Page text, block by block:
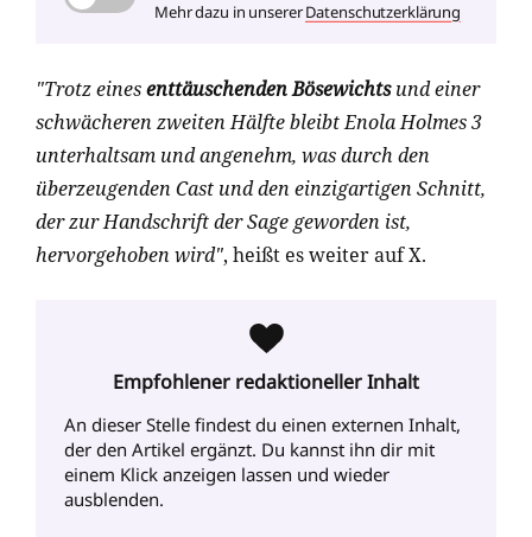
Mehr dazu in unsererDatenschutzerklärung
"Trotz einesenttäuschenden Bösewichtsund einer
schwächeren zweiten Hälfte bleibt Enola Holmes 3
unterhaltsam und angenehm, was durch den
überzeugenden Cast und den einzigartigen Schnitt,
der zur Handschrift der Sage geworden ist,
hervorgehoben wird", heißt es weiter auf X.
Empfohlener redaktioneller Inhalt
An dieser Stelle findest du einen externen Inhalt,
der den Artikel ergänzt. Du kannst ihn dir mit
einem Klick anzeigen lassen und wieder
ausblenden.